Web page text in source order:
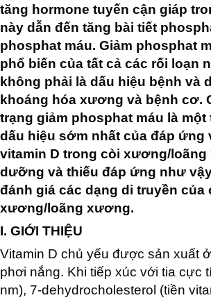
tăng hormone tuyến cận giáp
này dẫn đến tăng bài tiết
phosphat máu. Giảm phosphat
phổ biến của tất cả các rối loạn
không phải là dấu hiệu bệnh và
khoáng hóa xương và bệnh cơ.
trạng giảm phosphat máu là
dấu hiệu sớm nhất của đáp ứng
vitamin D trong còi xương/
dưỡng và thiếu đáp ứng như
đánh giá các dạng di truyền của
xương/loãng xương.
I. GIỚI THIỆU
Vitamin D chủ yếu được sản xuất
phơi nắng. Khi tiếp xúc với tia cực
nm), 7-dehydrocholesterol (tiền